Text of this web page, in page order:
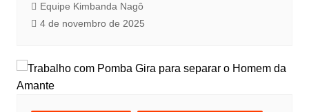
Equipe Kimbanda Nagô
4 de novembro de 2025